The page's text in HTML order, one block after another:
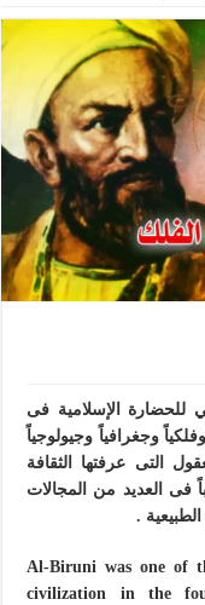
للحضارة الإسلامية فى
وجغرافياً وجيولوجياً
التى عرفتها الثقافة
فى العديد من المجالات
.
Al-Biruni was one of
civilization in the